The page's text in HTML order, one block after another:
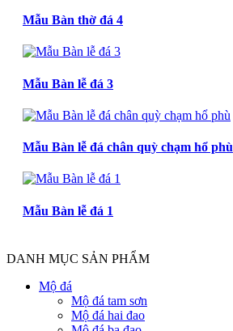
Mẫu Bàn thờ đá 4
Mẫu Bàn lễ đá 3
Mẫu Bàn lễ đá chân quỳ chạm hổ phù
Mẫu Bàn lễ đá 1
DANH MỤC SẢN PHẨM
Mộ đá
Mộ đá tam sơn
Mộ đá hai đao